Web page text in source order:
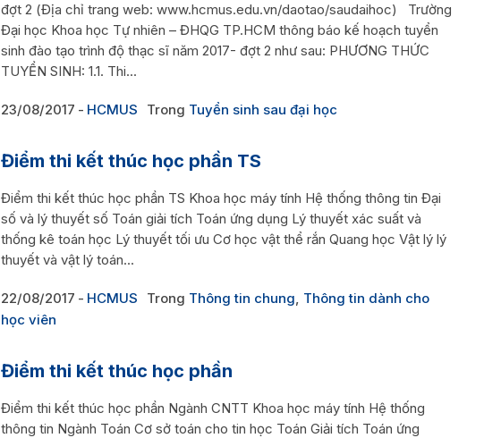
đợt 2 (Địa chỉ trang web: www.hcmus.edu.vn/daotao/saudaihoc) Trường
Đại học Khoa học Tự nhiên – ĐHQG TP.HCM thông báo kế hoạch tuyển
sinh đào tạo trình độ thạc sĩ năm 2017- đợt 2 như sau: PHƯƠNG THỨC
TUYỂN SINH: 1.1. Thi...
23/08/2017 HCMUS Trong Tuyển sinh sau đại học
Điểm thi kết thúc học phần TS
Điểm thi kết thúc học phần TS Khoa học máy tính Hệ thống thông tin Đại
số và lý thuyết số Toán giải tích Toán ứng dụng Lý thuyết xác suất và
thống kê toán học Lý thuyết tối ưu Cơ học vật thể rắn Quang học Vật lý lý
thuyết và vật lý toán...
22/08/2017 HCMUS Trong Thông tin chung, Thông tin dành cho
học viên
Điểm thi kết thúc học phần
Điểm thi kết thúc học phần Ngành CNTT Khoa học máy tính Hệ thống
thông tin Ngành Toán Cơ sở toán cho tin học Toán Giải tích Toán ứng